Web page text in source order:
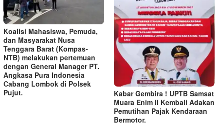
Koalisi Mahasiswa, Pemuda,
dan Masyarakat Nusa
Tenggara Barat (Kompas-
NTB) melakukan pertemuan
dengan General Manager PT.
Angkasa Pura Indonesia
Cabang Lombok di Polsek
Pujut.
Kabar Gembira ! UPTB Samsat
Muara Enim II Kembali Adakan
Pemutihan Pajak Kendaraan
Bermotor.